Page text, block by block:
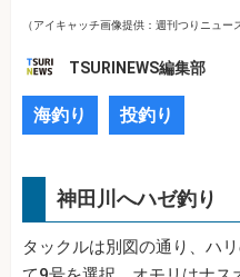
（アイキャッチ画像提供：週刊つりニュー
TSURINEWS編集部
海釣り 投釣り
神田川へハゼ釣り
タックルは別図の通り、ハ